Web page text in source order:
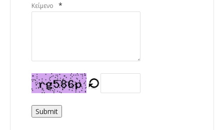
Κείμενο *
Submit